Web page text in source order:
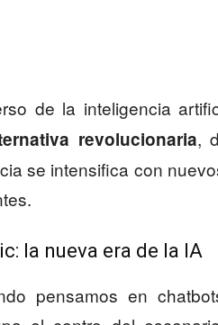
de la inteligencia
revolucionaria,
se intensifica con
la nueva era de la IA
pensamos en